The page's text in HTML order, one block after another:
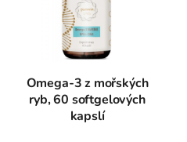
Omega-3 z mořských
ryb, 60 softgelových
kapslí